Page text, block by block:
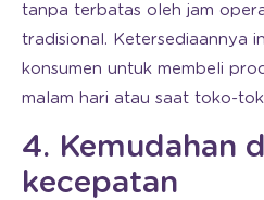
tanpa terbatas oleh jam
tradisional. Ketersediaannya
konsumen untuk membeli
malam hari atau saat toko-
4. Kemudahan
kecepatan